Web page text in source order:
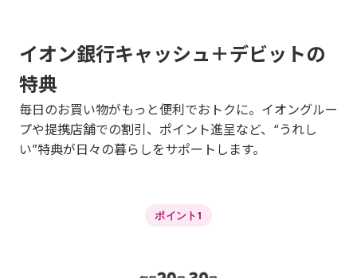
イオン銀行キャッシュ＋デビットの
特典
毎日のお買い物がもっと便利でおトクに。イオングルー
プや提携店舗での割引、ポイント進呈など、“うれし
い”特典が日々の暮らしをサポートします。
ポイント1